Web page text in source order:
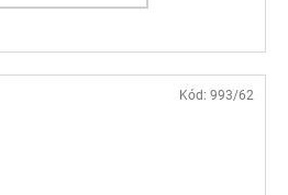
Kód: 993/62